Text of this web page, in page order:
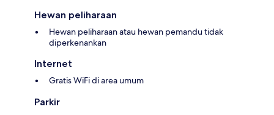
Hewan peliharaan
Hewan peliharaan atau hewan pemandu tidak
diperkenankan
Internet
Gratis WiFi di area umum
Parkir